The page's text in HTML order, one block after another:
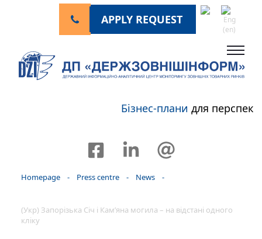
APPLY REQUEST
Бізнес-планидля
Homepage - Press centre - News -
(Укр) Запорізька Січ і Кам’яна могила – на відстані одного
кліку